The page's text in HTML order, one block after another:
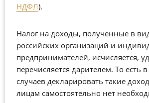
НДФЛ).
Налог на доходы, полученные в
российских организаций и
предпринимателей, исчисляется,
перечисляется дарителем. То есть
случаев декларировать такие
лицам самостоятельно нет